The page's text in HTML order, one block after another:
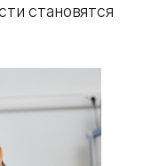
становятся